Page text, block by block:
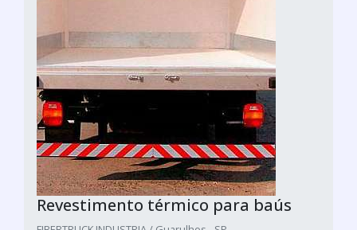
Revestimento térmico para baús